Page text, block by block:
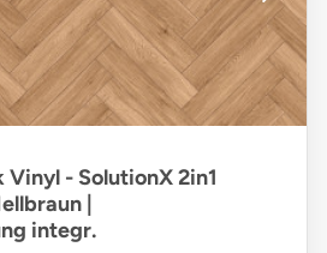
- SolutionX 2in1
|
integr.